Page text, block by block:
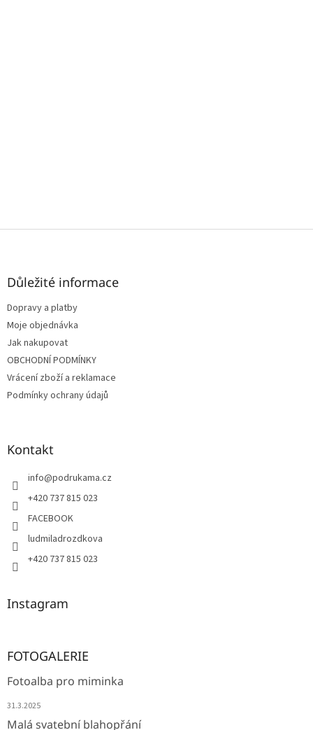
Z
Důležité informace
Dopravy a platby
Moje objednávka
Jak nakupovat
OBCHODNÍ PODMÍNKY
Vrácení zboží a reklamace
Podmínky ochrany údajů
Kontakt
info@podrukama.cz
+420 737 815 023
FACEBOOK
ludmiladrozdkova
+420 737 815 023
Instagram
FOTOGALERIE
Fotoalba pro miminka
31.3.2025
Malá svatební blahopřání